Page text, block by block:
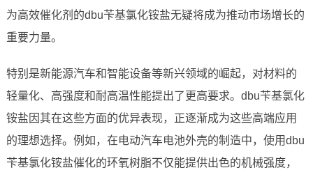
为高效催化剂的dbu苄基氯化铵盐无疑将成为推动市场增长的
重要力量。
特别是新能源汽车和智能设备等新兴领域的崛起，对材料的
轻量化、高强度和耐高温性能提出了更高要求。dbu苄基氯化
铵盐因其在这些方面的优异表现，正逐渐成为这些高端应用
的理想选择。例如，在电动汽车电池外壳的制造中，使用dbu
苄基氯化铵盐催化的环氧树脂不仅能提供出色的机械强度，